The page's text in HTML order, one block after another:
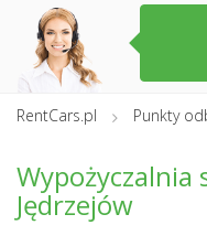
RentCars.pl Punkty
Wypożyczalnia
Jędrzejów